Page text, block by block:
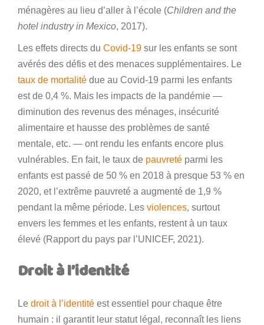
ménagères au lieu d’aller à l’école (Children and the
hotel industry in Mexico, 2017).
Les effets directs du Covid-19 sur les enfants se sont
avérés des défis et des menaces supplémentaires. Le
taux de mortalité due au Covid-19 parmi les enfants
est de 0,4 %. Mais les impacts de la pandémie —
diminution des revenus des ménages, insécurité
alimentaire et hausse des problèmes de santé
mentale, etc. — ont rendu les enfants encore plus
vulnérables. En fait, le taux de pauvreté parmi les
enfants est passé de 50 % en 2018 à presque 53 % en
2020, et l’extrême pauvreté a augmenté de 1,9 %
pendant la même période. Les violences, surtout
envers les femmes et les enfants, restent à un taux
élevé (Rapport du pays par l’UNICEF, 2021).
Droit à l’identité
Le droit à l’identité est essentiel pour chaque être
humain : il garantit leur statut légal, reconnaît les liens